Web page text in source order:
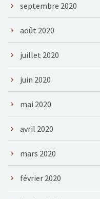
septembre 2020
août 2020
juillet 2020
juin 2020
mai 2020
avril 2020
mars 2020
février 2020